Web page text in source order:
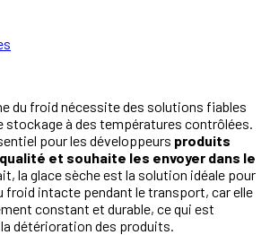
du froid nécessite des solutions fiables
stockage à des températures contrôlées.
pour les développeurs produits
et souhaite les envoyer dans le
la glace sèche est la solution idéale pour
froid intacte pendant le transport, car elle
constant et durable, ce qui est
détérioration des produits.